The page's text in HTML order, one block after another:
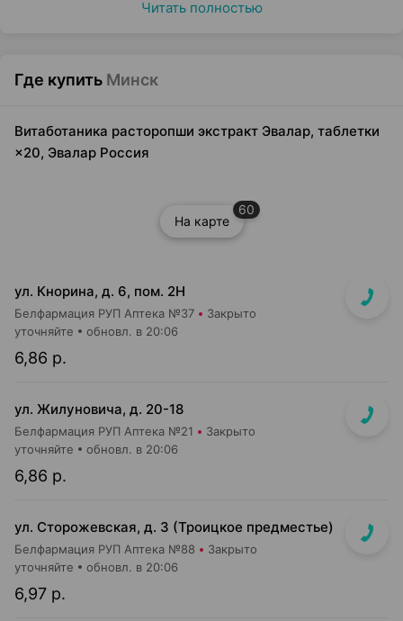
Читать полностью
Где купить Минск
Витаботаника расторопши экстракт Эвалар, таблетки
×20, Эвалар Россия
На карте
60
ул. Кнорина, д. 6, пом. 2Н
Белфармация РУП Аптека №37 Закрыто
6,86 р.
уточняйте обновл. в 20:06
ул. Жилуновича, д. 20-18
Белфармация РУП Аптека №21 Закрыто
6,86 р.
уточняйте обновл. в 20:06
ул. Сторожевская, д. 3 (Троицкое предместье)
Белфармация РУП Аптека №88 Закрыто
6,97 р.
уточняйте обновл. в 20:06